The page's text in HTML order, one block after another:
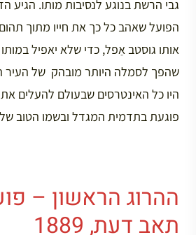
גבי הרשת בנוגע לנסיבות מותו. הגיע
הפועל שאהב כל כך את חייו מתוך
אותו גוסטב אֵפל, כדי שלא יאפיל
שהפך לסמלה היותר מובהק של העיר
היו כל האינטרסים שבעולם להעלים
פוגעת בתדמית המגדל ובשמו הטוב של
ההרוג הראשון –
תאב דעת, 1889